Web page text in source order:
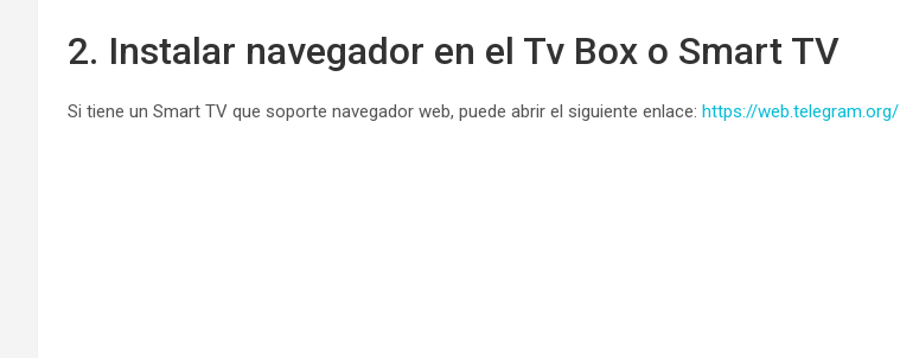
2. Instalar navegador en el Tv Box o Smart TV
Si tiene un Smart TV que soporte navegador web, puede abrir el siguiente enlace: https://web.telegram.org/